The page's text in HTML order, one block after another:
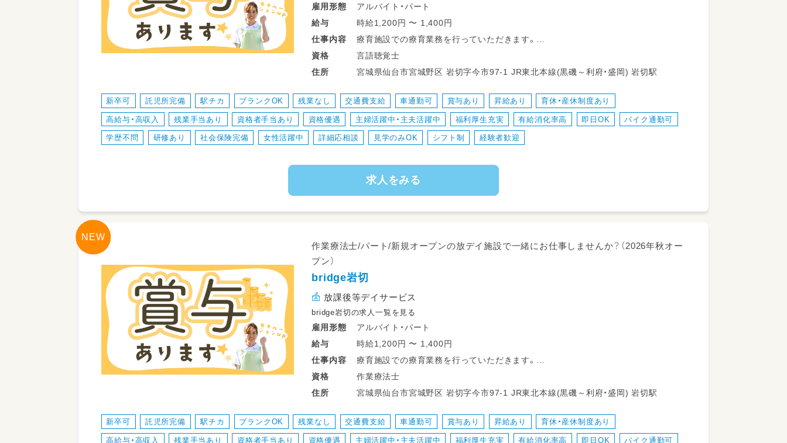
雇用形態
アルバイト・パート
給与
時給1,200円 〜 1,400円
仕事内容
療育施設での療育業務を行っていただきます。
▼1日の業務にメリハリがあるので働きやすい環境です！
◎平日の放課後利用
14：00～申し送り・受入準備
14：30～送迎出発で各学校お迎え
15：30～支援時間
18：15～片づけ、終礼、記録などの業務
12：00～昼食
16：00～ご自宅まで送迎
17：15～片づけ、終礼、記録などの業務
資格
言語聴覚士
住所
宮城県仙台市宮城野区 岩切字今市97-1 JR東北本線(黒磯～利府・盛岡) 岩切駅
新卒可 託児所完備 駅チカ ブランクOK 残業なし 交通費支給 車通勤可 賞与あり 昇給あり 育休・産休制度あり
高給与・高収入 残業手当あり 資格者手当あり 資格優遇 主婦活躍中・主夫活躍中 福利厚生充実 有給消化率高 即日OK バイク通勤可
学歴不問 研修あり 社会保険完備 女性活躍中 詳細応相談 見学のみOK シフト制 経験者歓迎
求人をみる
作業療法士/パート/新規オープンの放デイ施設で一緒にお仕事しませんか？（2026年秋オー
プン）
bridge岩切
放課後等デイサービス
bridge岩切の求人一覧を見る
雇用形態
アルバイト・パート
給与
時給1,200円 〜 1,400円
仕事内容
療育施設での療育業務を行っていただきます。
▼1日の業務にメリハリがあるので働きやすい環境です！
◎平日の放課後利用
14：00～申し送り・受入準備
資格
作業療法士
住所
宮城県仙台市宮城野区 岩切字今市97-1 JR東北本線(黒磯～利府・盛岡) 岩切駅
新卒可 託児所完備 駅チカ ブランクOK 残業なし 交通費支給 車通勤可 賞与あり 昇給あり 育休・産休制度あり
高給与・高収入 残業手当あり 資格者手当あり 資格優遇 主婦活躍中・主夫活躍中 福利厚生充実 有給消化率高 即日OK バイク通勤可